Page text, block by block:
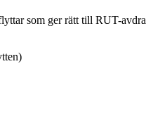
som ger rätt till RUT-